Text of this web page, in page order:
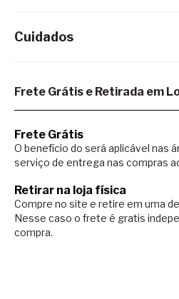
Cuidados
Frete Grátis e Retirada em
Frete Grátis
O benefício do será aplicável nas
serviço de entrega nas compras
Retirar na loja física
Compre no site e retire em uma
Nesse caso o frete é gratis
compra.